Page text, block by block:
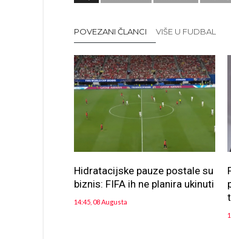
POVEZANI ČLANCI VIŠE U FUDBAL
Hidratacijske pauze postale su
biznis: FIFA ih ne planira ukinuti
14:45, 08 Augusta